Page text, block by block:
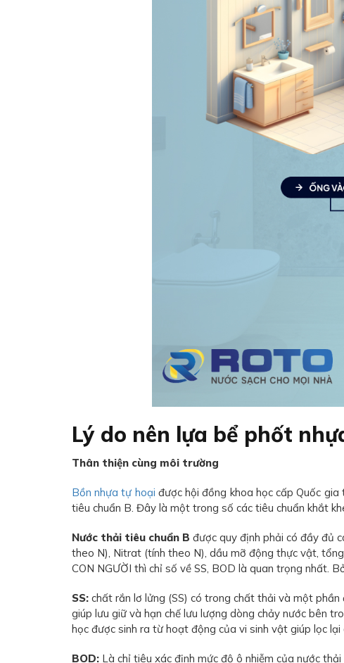
Lý do nên lựa bể phốt
Thân thiện cùng môi trường
Bồn nhựa tự hoại được hội đồng khoa học cấp Quốc
tiêu chuẩn B. Đây là một trong số các tiêu chuẩn khắt
Nước thải tiêu chuẩn B được quy định phải có đầy đủ
theo N), Nitrat (tính theo N), dầu mỡ động thực vật,
CON NGƯỜI thì chỉ số về SS, BOD là quan trọng nhất.
SS: chất rắn lơ lửng (SS) có trong chất thải và một
giúp lưu giữ và hạn chế lưu lượng dòng chảy nước bên
học được sinh ra từ hoạt động của vi sinh vật giúp lọc lại
BOD: Là chỉ tiêu xác định mức độ ô nhiễm của nước